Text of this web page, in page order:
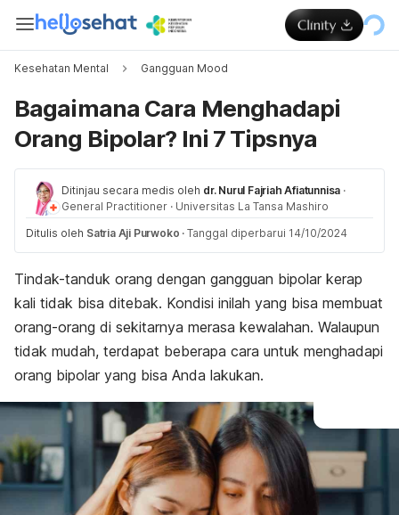
Kesehatan Mental Gangguan Mood
Bagaimana Cara Menghadapi
Orang Bipolar? Ini 7 Tipsnya
Ditinjau secara medis oleh dr. Nurul Fajriah Afiatunnisa ·
General Practitioner · Universitas La Tansa Mashiro
Ditulis oleh Satria Aji Purwoko · Tanggal diperbarui 14/10/2024
Tindak-tanduk orang dengan gangguan bipolar kerap
kali tidak bisa ditebak. Kondisi inilah yang bisa membuat
orang-orang di sekitarnya merasa kewalahan. Walaupun
tidak mudah, terdapat beberapa cara untuk menghadapi
orang bipolar yang bisa Anda lakukan.